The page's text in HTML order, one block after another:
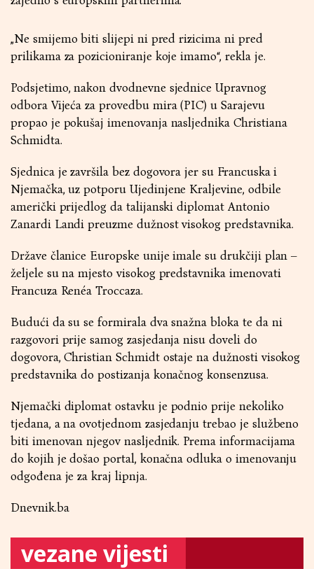
„Ne smijemo biti slijepi ni pred rizicima ni pred
prilikama za pozicioniranje koje imamo“, rekla je.
Podsjetimo, nakon dvodnevne sjednice Upravnog
odbora Vijeća za provedbu mira (PIC) u Sarajevu
propao je pokušaj imenovanja nasljednika Christiana
Schmidta.
Sjednica je završila bez dogovora jer su Francuska i
Njemačka, uz potporu Ujedinjene Kraljevine, odbile
američki prijedlog da talijanski diplomat Antonio
Zanardi Landi preuzme dužnost visokog predstavnika.
Države članice Europske unije imale su drukčiji plan –
željele su na mjesto visokog predstavnika imenovati
Francuza Renéa Troccaza.
Budući da su se formirala dva snažna bloka te da ni
razgovori prije samog zasjedanja nisu doveli do
dogovora, Christian Schmidt ostaje na dužnosti visokog
predstavnika do postizanja konačnog konsenzusa.
Njemački diplomat ostavku je podnio prije nekoliko
tjedana, a na ovotjednom zasjedanju trebao je službeno
biti imenovan njegov nasljednik. Prema informacijama
do kojih je došao portal, konačna odluka o imenovanju
odgođena je za kraj lipnja.
Dnevnik.ba
vezane vijesti